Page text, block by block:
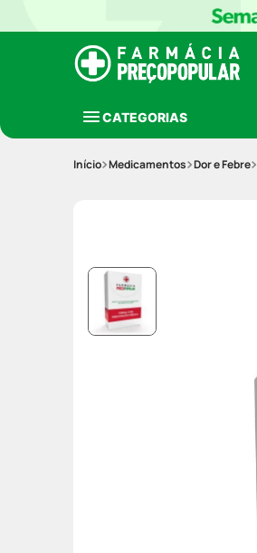
CATEGORIAS
Medicamentos Dor e Febre